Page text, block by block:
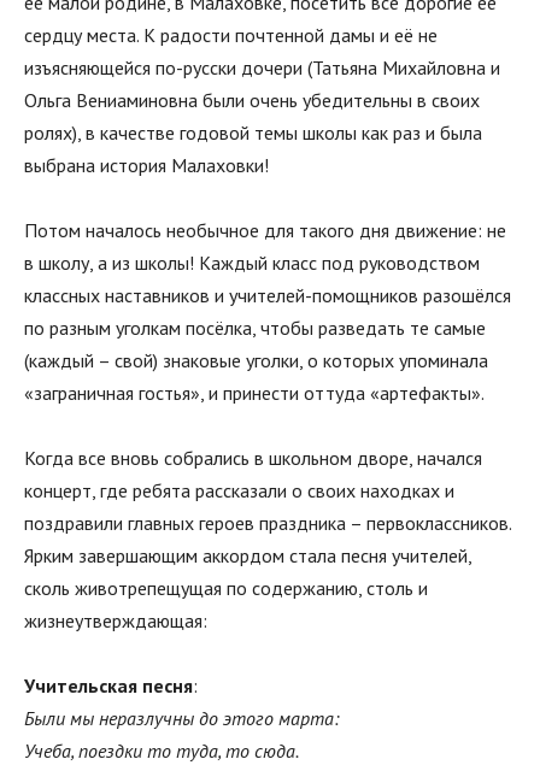
сердцу места. К радости почтенной дамы и её не
изъясняющейся по-русски дочери (Татьяна Михайловна и
Ольга Вениаминовна были очень убедительны в своих
ролях), в качестве годовой темы школы как раз и была
выбрана история Малаховки!
Потом началось необычное для такого дня движение: не
в школу, а из школы! Каждый класс под руководством
классных наставников и учителей-помощников разошёлся
по разным уголкам посёлка, чтобы разведать те самые
(каждый – свой) знаковые уголки, о которых упоминала
«заграничная гостья», и принести оттуда «артефакты».
Когда все вновь собрались в школьном дворе, начался
концерт, где ребята рассказали о своих находках и
поздравили главных героев праздника – первоклассников.
Ярким завершающим аккордом стала песня учителей,
сколь животрепещущая по содержанию, столь и
жизнеутверждающая:
Учительская песня:
Были мы неразлучны до этого марта:
Учеба, поездки то туда, то сюда.